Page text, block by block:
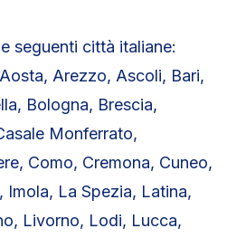
seguenti città italiane:
Arezzo, Ascoli, Bari,
Bologna, Brescia,
Monferrato,
Como, Cremona, Cuneo,
Imola, La Spezia, Latina,
Livorno, Lodi, Lucca,